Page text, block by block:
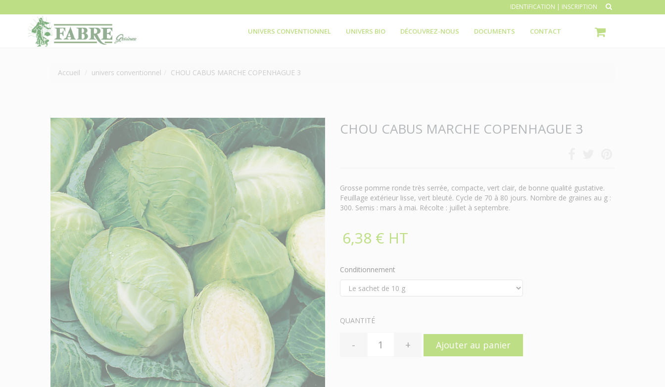
IDENTIFICATION | INSCRIPTION
UNIVERS CONVENTIONNEL UNIVERS BIO DÉCOUVREZ-NOUS DOCUMENTS CONTACT
Accueil univers conventionnel CHOU CABUS MARCHE COPENHAGUE 3
CHOU CABUS MARCHE COPENHAGUE 3
Grosse pomme ronde très serrée, compacte, vert clair, de bonne qualité gustative.
Feuillage extérieur lisse, vert bleuté. Cycle de 70 à 80 jours. Nombre de graines au g :
300. Semis : mars à mai. Récolte : juillet à septembre.
6,38 € HT
Conditionnement
QUANTITÉ
- + Ajouter au panier